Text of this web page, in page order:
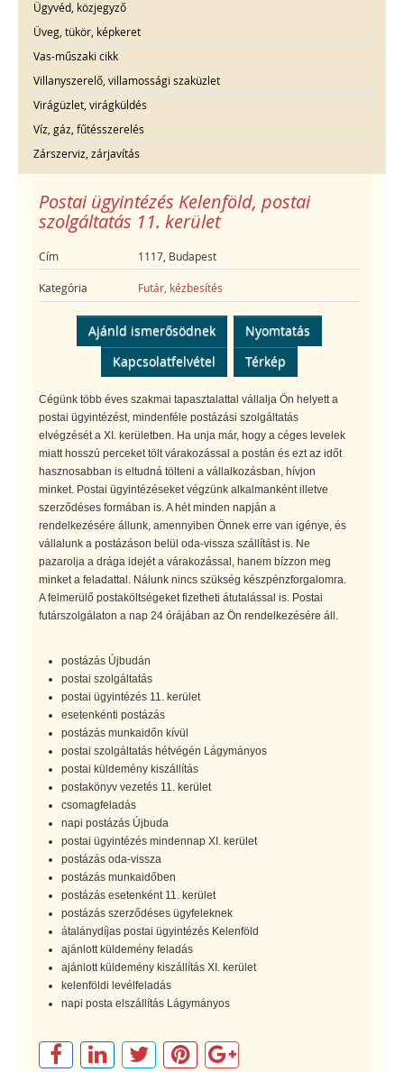
Ügyvéd, közjegyző
Üveg, tükör, képkeret
Vas-műszaki cikk
Villanyszerelő, villamossági szaküzlet
Virágüzlet, virágküldés
Víz, gáz, fűtésszerelés
Zárszerviz, zárjavítás
Postai ügyintézés Kelenföld, postai
szolgáltatás 11. kerület
Cím 1117, Budapest
Kategória Futár, kézbesítés
Ajánld ismerősödnek
Nyomtatás
Kapcsolatfelvétel
Térkép
Cégünk több éves szakmai tapasztalattal vállalja Ön helyett a
postai ügyintézést, mindenféle postázási szolgáltatás
elvégzését a XI. kerületben. Ha unja már, hogy a céges levelek
miatt hosszú perceket tölt várakozással a postán és ezt az időt
hasznosabban is eltudná tölteni a vállalkozásban, hívjon
minket. Postai ügyintézéseket végzünk alkalmanként illetve
szerződéses formában is. A hét minden napján a
rendelkezésére állunk, amennyiben Önnek erre van igénye, és
vállalunk a postázáson belül oda-vissza szállítást is. Ne
pazarolja a drága idejét a várakozással, hanem bízzon meg
minket a feladattal. Nálunk nincs szükség készpénzforgalomra.
A felmerülő postaköltségeket fizetheti átutalással is. Postai
futárszolgálaton a nap 24 órájában az Ön rendelkezésére áll.
postázás Újbudán
postai szolgáltatás
postai ügyintézés 11. kerület
esetenkénti postázás
postázás munkaidőn kívül
postai szolgáltatás hétvégén Lágymányos
postai küldemény kiszállítás
postakönyv vezetés 11. kerület
csomagfeladás
napi postázás Újbuda
postai ügyintézés mindennap XI. kerület
postázás oda-vissza
postázás munkaidőben
postázás esetenként 11. kerület
postázás szerződéses ügyfeleknek
átalánydíjas postai ügyintézés Kelenföld
ajánlott küldemény feladás
ajánlott küldemény kiszállítás XI. kerület
kelenföldi levélfeladás
napi posta elszállítás Lágymányos